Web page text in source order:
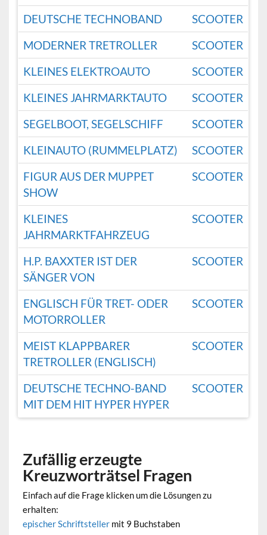
DEUTSCHE TECHNOBAND
SCOOTER
MODERNER TRETROLLER
SCOOTER
KLEINES ELEKTROAUTO
SCOOTER
KLEINES JAHRMARKTAUTO
SCOOTER
SEGELBOOT, SEGELSCHIFF
SCOOTER
KLEINAUTO (RUMMELPLATZ)
SCOOTER
FIGUR AUS DER MUPPET
SHOW
SCOOTER
KLEINES
JAHRMARKTFAHRZEUG
SCOOTER
H.P. BAXXTER IST DER
SÄNGER VON
SCOOTER
ENGLISCH FÜR TRET- ODER
MOTORROLLER
SCOOTER
MEIST KLAPPBARER
TRETROLLER (ENGLISCH)
SCOOTER
DEUTSCHE TECHNO-BAND
MIT DEM HIT HYPER HYPER
SCOOTER
Zufällig erzeugte
Kreuzworträtsel Fragen
Einfach auf die Frage klicken um die Lösungen zu
erhalten:
epischer Schriftsteller mit 9 Buchstaben